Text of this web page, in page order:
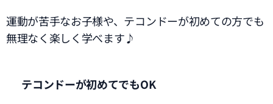
運動が苦手なお子様や、テコンドーが初めての方でも
無理なく楽しく学べます♪
テコンドーが初めてでもOK